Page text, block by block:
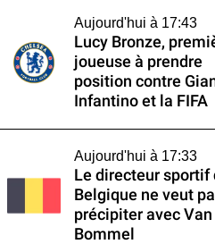
Aujourd'hui à 17:43
Lucy Bronze,
joueuse à prendre
position contre
Infantino et la FIFA
Aujourd'hui à 17:33
Le directeur sportif
Belgique ne veut
précipiter avec Van
Bommel